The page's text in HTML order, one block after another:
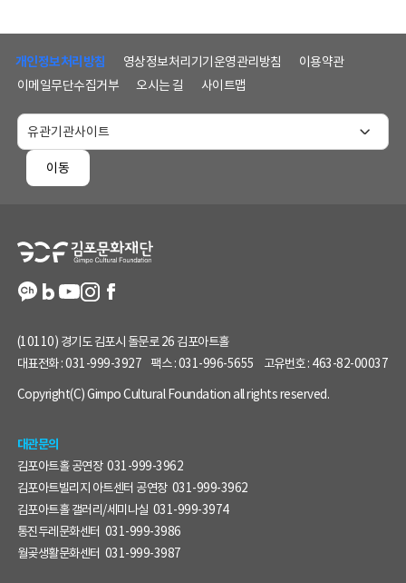
개인정보처리방침 영상정보처리기기운영관리방침
이용약관
이메일무단수집거부
오시는 길 사이트맵
이동
(10110) 경기도 김포시 돌문로 26 김포아트홀
대표전화 :031-999-3927 팩스 :031-996-5655 고유번호 : 463-82-00037
Copyright(C) Gimpo Cultural Foundation all rights reserved.
대관문의
김포아트홀 공연장 031-999-3962
김포아트빌리지 아트센터 공연장 031-999-3962
김포아트홀 갤러리/세미나실 031-999-3974
통진두레문화센터 031-999-3986
월곶생활문화센터 031-999-3987